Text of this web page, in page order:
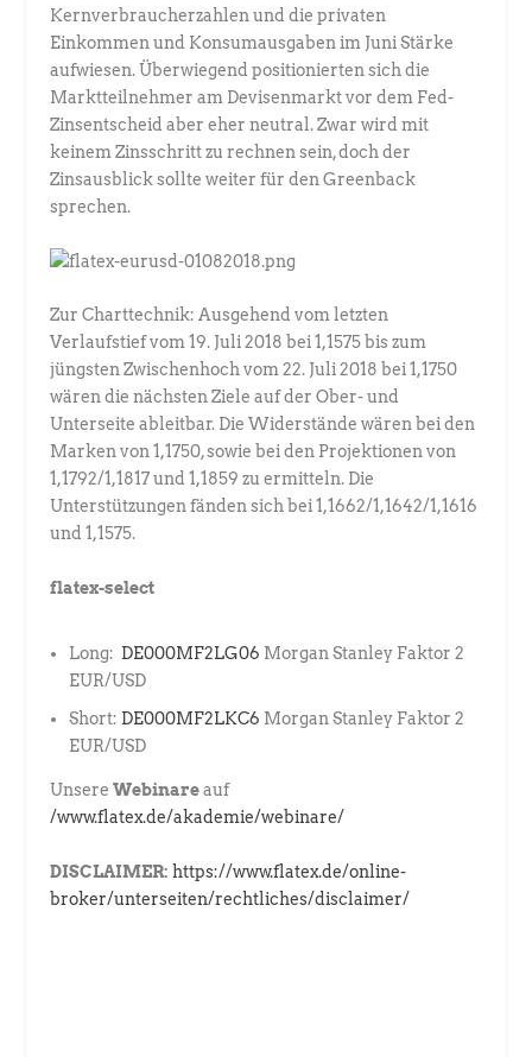
Kernverbraucherzahlen und die privaten
Einkommen und Konsumausgaben im Juni Stärke
aufwiesen. Überwiegend positionierten sich die
Marktteilnehmer am Devisenmarkt vor dem Fed-
Zinsentscheid aber eher neutral. Zwar wird mit
keinem Zinsschritt zu rechnen sein, doch der
Zinsausblick sollte weiter für den Greenback
sprechen.
Zur Charttechnik: Ausgehend vom letzten
Verlaufstief vom 19. Juli 2018 bei 1,1575 bis zum
jüngsten Zwischenhoch vom 22. Juli 2018 bei 1,1750
wären die nächsten Ziele auf der Ober- und
Unterseite ableitbar. Die Widerstände wären bei den
Marken von 1,1750, sowie bei den Projektionen von
1,1792/1,1817 und 1,1859 zu ermitteln. Die
Unterstützungen fänden sich bei 1,1662/1,1642/1,1616
und 1,1575.
flatex-select
Long: DE000MF2LG06 Morgan Stanley Faktor 2
EUR/USD
Short: DE000MF2LKC6 Morgan Stanley Faktor 2
EUR/USD
UnsereWebinareauf
/www.flatex.de/akademie/webinare/
DISCLAIMER: https://www.flatex.de/online-
broker/unterseiten/rechtliches/disclaimer/